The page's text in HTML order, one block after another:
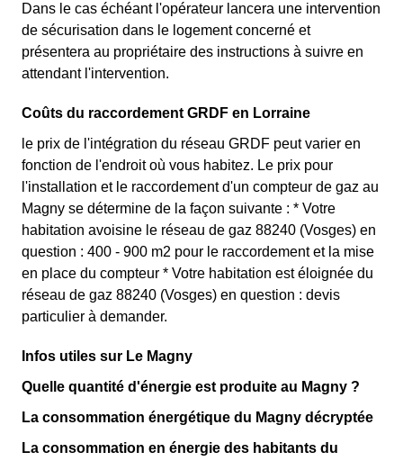
Dans le cas échéant l'opérateur lancera une intervention
de sécurisation dans le logement concerné et
présentera au propriétaire des instructions à suivre en
attendant l'intervention.
Coûts du raccordement GRDF en Lorraine
le prix de l'intégration du réseau GRDF peut varier en
fonction de l'endroit où vous habitez. Le prix pour
l'installation et le raccordement d'un compteur de gaz au
Magny se détermine de la façon suivante : * Votre
habitation avoisine le réseau de gaz 88240 (Vosges) en
question : 400 - 900 m2 pour le raccordement et la mise
en place du compteur * Votre habitation est éloignée du
réseau de gaz 88240 (Vosges) en question : devis
particulier à demander.
Infos utiles sur Le Magny
Quelle quantité d'énergie est produite au Magny ?
La consommation énergétique du Magny décryptée
La consommation en énergie des habitants du